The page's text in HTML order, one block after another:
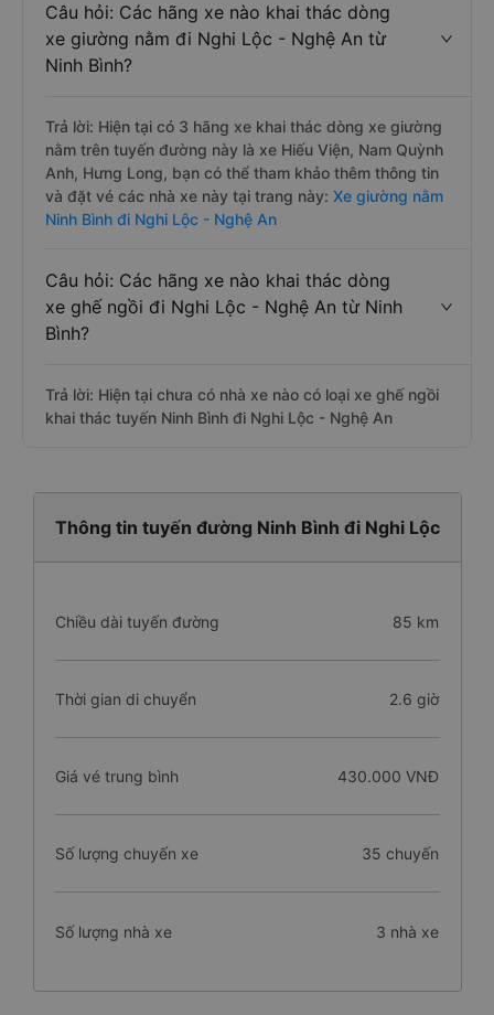
Câu hỏi: Các hãng xe nào khai thác dòng
xe giường nằm đi Nghi Lộc - Nghệ An từ
Ninh Bình?
Trả lời: Hiện tại có 3 hãng xe khai thác dòng xe giường
nằm trên tuyến đường này là xe Hiếu Viện, Nam Quỳnh
Anh, Hưng Long, bạn có thể tham khảo thêm thông tin
và đặt vé các nhà xe này tại trang này: Xe giường nằm
Ninh Bình đi Nghi Lộc - Nghệ An
Câu hỏi: Các hãng xe nào khai thác dòng
xe ghế ngồi đi Nghi Lộc - Nghệ An từ Ninh
Bình?
Trả lời: Hiện tại chưa có nhà xe nào có loại xe ghế ngồi
khai thác tuyến Ninh Bình đi Nghi Lộc - Nghệ An
Thông tin tuyến đường Ninh Bình đi Nghi Lộc
Chiều dài tuyến đường 85 km
Thời gian di chuyển 2.6 giờ
Giá vé trung bình 430.000 VNĐ
Số lượng chuyến xe 35 chuyến
Số lượng nhà xe 3 nhà xe